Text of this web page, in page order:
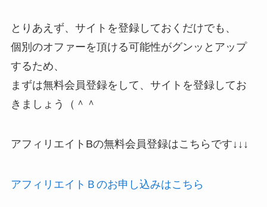
とりあえず、サイトを登録しておくだけでも、
個別のオファーを頂ける可能性がグンッとアップ
するため、
まずは無料会員登録をして、サイトを登録してお
きましょう（＾＾
アフィリエイトBの無料会員登録はこちらです↓↓↓
アフィリエイトＢのお申し込みはこちら